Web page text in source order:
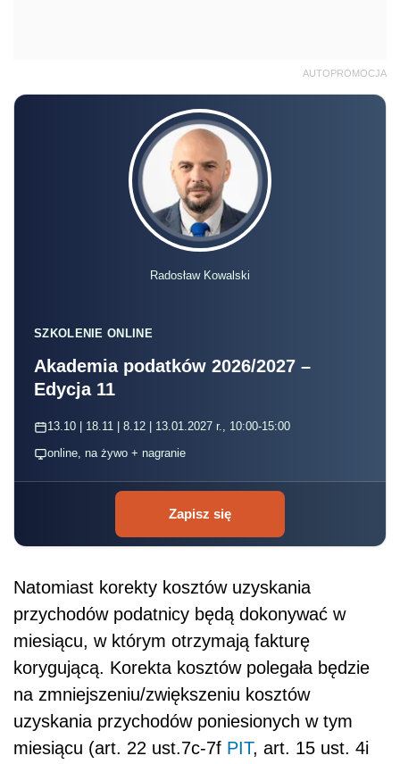
AUTOPROMOCJA
Radosław Kowalski
SZKOLENIE ONLINE
Akademia podatków 2026/2027 –
Edycja 11
13.10 | 18.11 | 8.12 | 13.01.2027 r., 10:00-15:00
online, na żywo + nagranie
Zapisz się
Natomiast korekty kosztów uzyskania
przychodów podatnicy będą dokonywać w
miesiącu, w którym otrzymają fakturę
korygującą. Korekta kosztów polegała będzie
na zmniejszeniu/zwiększeniu kosztów
uzyskania przychodów poniesionych w tym
miesiącu (art. 22 ust.7c-7f PIT, art. 15 ust. 4i